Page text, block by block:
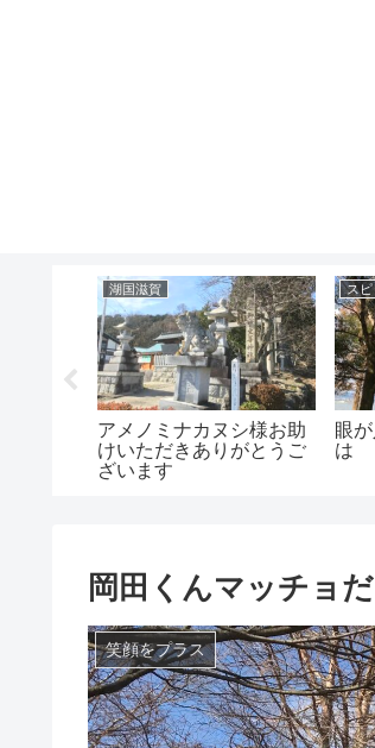
湖国滋賀
アメノミナカヌシ様お助
けいただきありがとうご
ざいます
スピ
眼
は
岡田くんマッチョ
笑顔をプラス